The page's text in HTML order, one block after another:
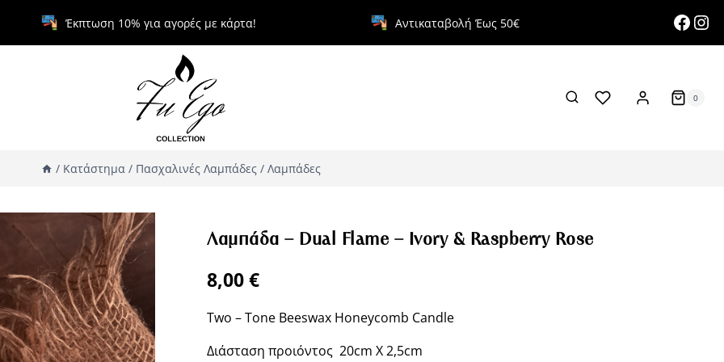
Έκπτωση 10% για αγορές με κάρτα! Αντικαταβολή Έως 50€
0
/ Κατάστημα / Πασχαλινές Λαμπάδες / Λαμπάδες
Λαμπάδα – Dual Flame – Ivory & Raspberry Rose
8,00€
Two – Tone Beeswax Honeycomb Candle
Διάσταση προιόντος 20cm X 2,5cm